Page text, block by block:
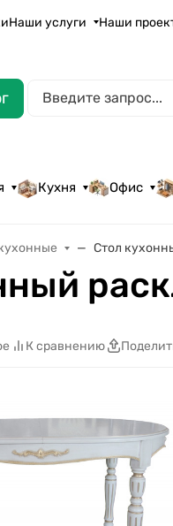
Наши услуги Наши
Кухня Офис
Стол
К сравнению